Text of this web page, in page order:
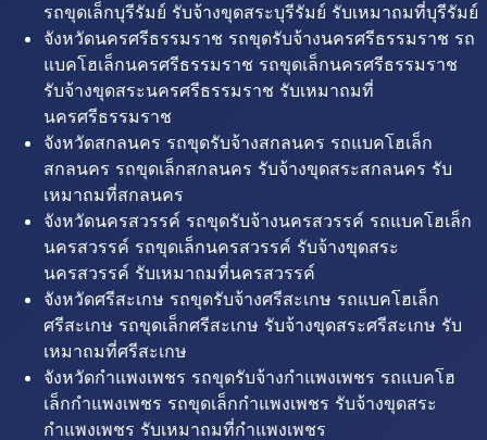
รถขุดเล็กบุรีรัมย์ รับจ้างขุดสระบุรีรัมย์ รับเหมาถมที่บุรีรัมย์
จังหวัดนครศรีธรรมราช รถขุดรับจ้างนครศรีธรรมราช รถ
แบคโฮเล็กนครศรีธรรมราช รถขุดเล็กนครศรีธรรมราช
รับจ้างขุดสระนครศรีธรรมราช รับเหมาถมที่
นครศรีธรรมราช
จังหวัดสกลนคร รถขุดรับจ้างสกลนคร รถแบคโฮเล็ก
สกลนคร รถขุดเล็กสกลนคร รับจ้างขุดสระสกลนคร รับ
เหมาถมที่สกลนคร
จังหวัดนครสวรรค์ รถขุดรับจ้างนครสวรรค์ รถแบคโฮเล็ก
นครสวรรค์ รถขุดเล็กนครสวรรค์ รับจ้างขุดสระ
นครสวรรค์ รับเหมาถมที่นครสวรรค์
จังหวัดศรีสะเกษ รถขุดรับจ้างศรีสะเกษ รถแบคโฮเล็ก
ศรีสะเกษ รถขุดเล็กศรีสะเกษ รับจ้างขุดสระศรีสะเกษ รับ
เหมาถมที่ศรีสะเกษ
จังหวัดกำแพงเพชร รถขุดรับจ้างกำแพงเพชร รถแบคโฮ
เล็กกำแพงเพชร รถขุดเล็กกำแพงเพชร รับจ้างขุดสระ
กำแพงเพชร รับเหมาถมที่กำแพงเพชร